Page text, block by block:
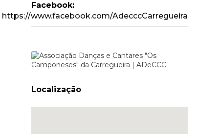
Facebook:
https://www.facebook.com/AdecccCarregueira
Localização